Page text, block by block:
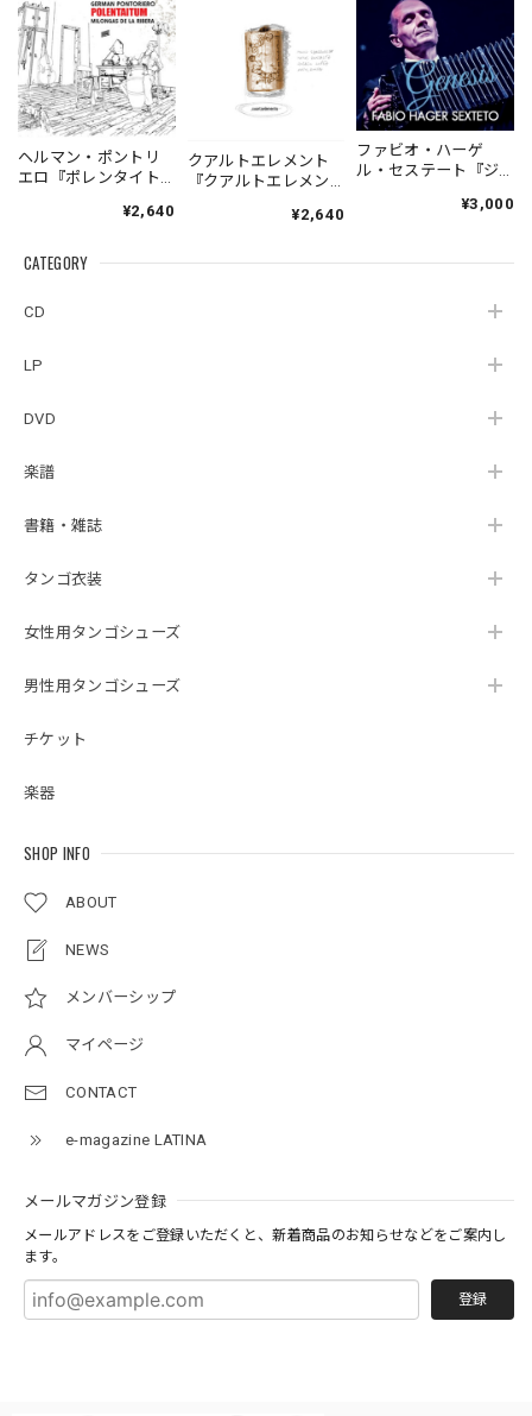
CATEGORY
CD
LP
DVD
楽譜
書籍・雑誌
タンゴ衣装
女性用タンゴシューズ
男性用タンゴシューズ
チケット
楽器
SHOP INFO
ABOUT
NEWS
メンバーシップ
マイページ
CONTACT
e-magazine LATINA
メールマガジン登録
メールアドレスをご登録いただくと、新着商品のお知らせなどをご案内し
ます。
登録
ヘルマン・ポントリ
エロ『ポレンタイト
Pontoriero『POLENT
la Ribera』
¥2,640
クアルトエレメント
『クアルトエレメン
Cuartoelemento『Cu
（007RECORDS-27）
¥2,640
ファビオ・ハーゲ
ル・セステート『ジ
¥3,000